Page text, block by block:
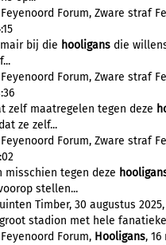
Forum, Zware straf
bij die hooligans die
Forum, Zware straf
zelf maatregelen tegen deze
ze zelf...
Forum, Zware straf
misschien tegen deze
stellen...
Timber, 30 augustus 2025,
stadion met hele fanatieke
Forum, Hooligans, 16